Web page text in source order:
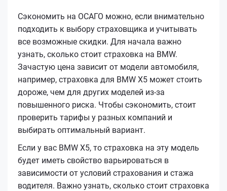
Сэкономить на ОСАГО можно, если внимательно
подходить к выбору страховщика и учитывать
все возможные скидки. Для начала важно
узнать, сколько стоит страховка на BMW.
Зачастую цена зависит от модели автомобиля,
например, страховка для BMW X5 может стоить
дороже, чем для других моделей из-за
повышенного риска. Чтобы сэкономить, стоит
проверить тарифы у разных компаний и
выбирать оптимальный вариант.
Если у вас BMW X5, то страховка на эту модель
будет иметь свойство варьироваться в
зависимости от условий страхования и стажа
водителя. Важно узнать, сколько стоит страховка